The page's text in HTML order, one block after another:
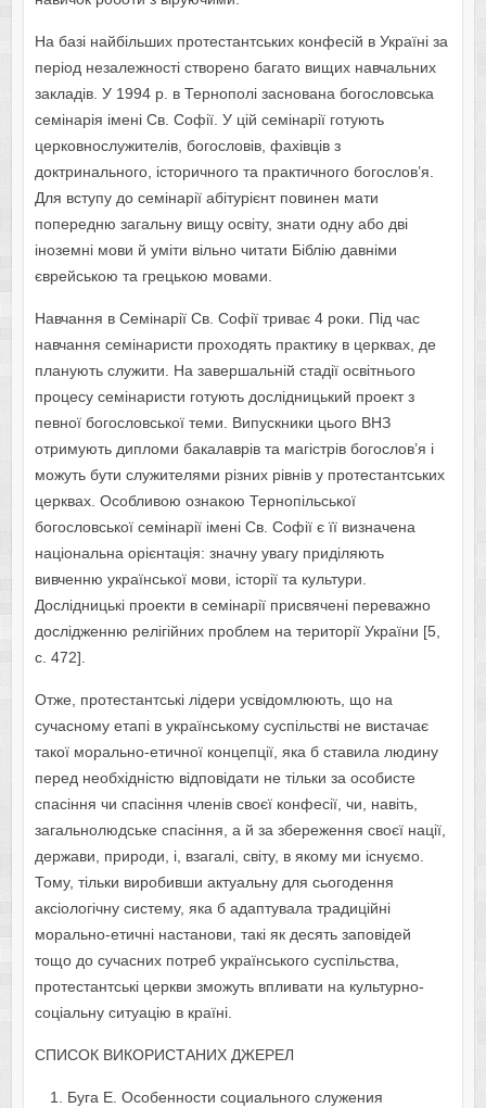
На базі найбільших протестантських конфесій в Україні за
період незалежності створено багато вищих навчальних
закладів. У 1994 р. в Тернополі заснована богословська
семінарія імені Св. Софії. У цій семінарії готують
церковнослужителів, богословів, фахівців з
доктринального, історичного та практичного богослов’я.
Для вступу до семінарії абітурієнт повинен мати
попередню загальну вищу освіту, знати одну або дві
іноземні мови й уміти вільно читати Біблію давніми
єврейською та грецькою мовами.
Навчання в Семінарії Св. Софії триває 4 роки. Під час
навчання семінаристи проходять практику в церквах, де
планують служити. На завершальній стадії освітнього
процесу семінаристи готують дослідницький проект з
певної богословської теми. Випускники цього ВНЗ
отримують дипломи бакалаврів та магістрів богослов’я і
можуть бути служителями різних рівнів у протестантських
церквах. Особливою ознакою Тернопільської
богословської семінарії імені Св. Софії є її визначена
національна орієнтація: значну увагу приділяють
вивченню української мови, історії та культури.
Дослідницькі проекти в семінарії присвячені переважно
дослідженню релігійних проблем на території України [5,
с. 472].
Отже, протестантські лідери усвідомлюють, що на
сучасному етапі в українському суспільстві не вистачає
такої морально-етичної концепції, яка б ставила людину
перед необхідністю відповідати не тільки за особисте
спасіння чи спасіння членів своєї конфесії, чи, навіть,
загальнолюдське спасіння, а й за збереження своєї нації,
держави, природи, і, взагалі, світу, в якому ми існуємо.
Тому, тільки виробивши актуальну для сьогодення
аксіологічну систему, яка б адаптувала традиційні
морально-етичні настанови, такі як десять заповідей
тощо до сучасних потреб українського суспільства,
протестантські церкви зможуть впливати на культурно-
соціальну ситуацію в країні.
СПИСОК ВИКОРИСТАНИХ ДЖЕРЕЛ
Буга Е. Особенности социального служения